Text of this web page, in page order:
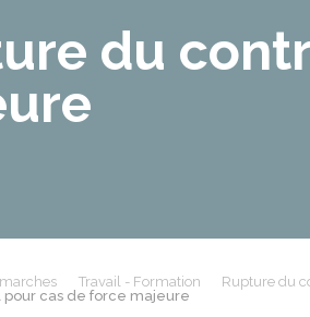
du
Travail - Formation Rupture du
pour cas de force majeure